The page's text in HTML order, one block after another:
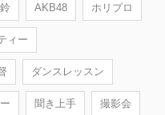
AKB48 ホリプロ
ィー
ダンスレッスン
聞き上手 撮影会